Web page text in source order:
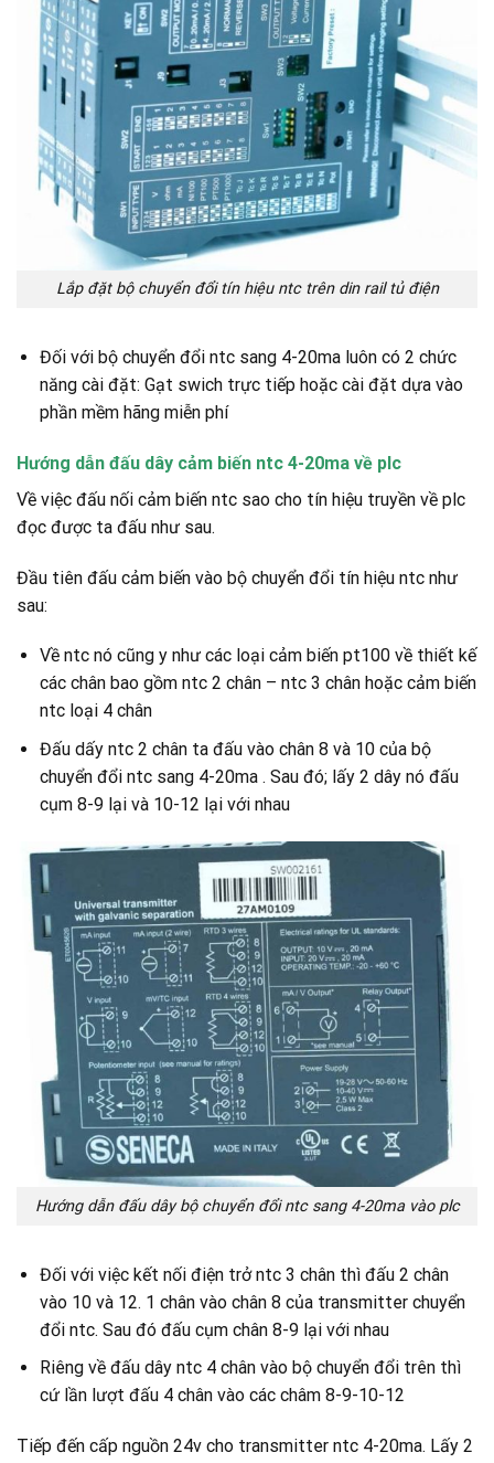
Lắp đặt bộ chuyển đổi tín hiệu ntc trên din rail tủ điện
Đối với bộ chuyển đổi ntc sang 4-20ma luôn có 2 chức
năng cài đặt: Gạt swich trực tiếp hoặc cài đặt dựa vào
phần mềm hãng miễn phí
Hướng dẫn đấu dây cảm biến ntc 4-20ma về plc
Về việc đấu nối cảm biến ntc sao cho tín hiệu truyền về plc
đọc được ta đấu như sau.
Đầu tiên đấu cảm biến vào bộ chuyển đổi tín hiệu ntc như
sau:
Về ntc nó cũng y như các loại cảm biến pt100 về thiết kế
các chân bao gồm ntc 2 chân – ntc 3 chân hoặc cảm biến
ntc loại 4 chân
Đấu dấy ntc 2 chân ta đấu vào chân 8 và 10 của bộ
chuyển đổi ntc sang 4-20ma . Sau đó; lấy 2 dây nó đấu
cụm 8-9 lại và 10-12 lại với nhau
Hướng dẫn đấu dây bộ chuyển đổi ntc sang 4-20ma vào plc
Đối với việc kết nối điện trở ntc 3 chân thì đấu 2 chân
vào 10 và 12. 1 chân vào chân 8 của transmitter chuyển
đổi ntc. Sau đó đấu cụm chân 8-9 lại với nhau
Riêng về đấu dây ntc 4 chân vào bộ chuyển đổi trên thì
cứ lần lượt đấu 4 chân vào các châm 8-9-10-12
Tiếp đến cấp nguồn 24v cho transmitter ntc 4-20ma. Lấy 2